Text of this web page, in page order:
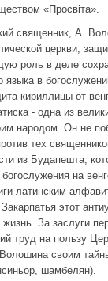
«Просвіта».
священник, А.
церкви,
роль в деле
языка в
кириллицы от
- одна из
народом. Он не
тех
из Будапешта,
на
латинским
этот
За заслуги
труд на пользу
своим
шамбелян).